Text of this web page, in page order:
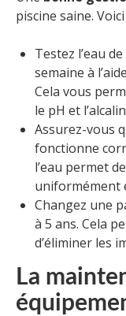
piscine saine.
Testez l’eau
semaine à
Cela vous
le pH et
Assurez-vous
fonctionne
l’eau permet
uniformément
Changez une
à 5 ans. Cela
d’éliminer les
La